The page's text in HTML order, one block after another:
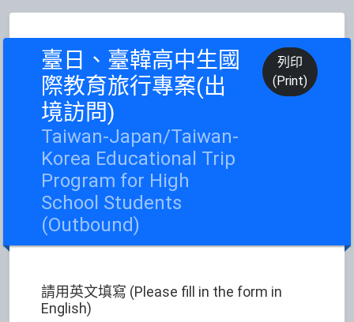
臺日、臺韓高中生國
際教育旅行專案(出
境訪問)
Taiwan-Japan/Taiwan-
Korea Educational Trip
Program for High
School Students
(Outbound)
列印
(Print)
請用英文填寫 (Please fill in the form in
English)